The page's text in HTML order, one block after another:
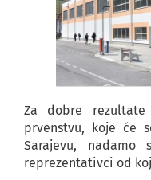
Za dobre rezultate
prvenstvu, koje će
Sarajevu,
reprezentativci od